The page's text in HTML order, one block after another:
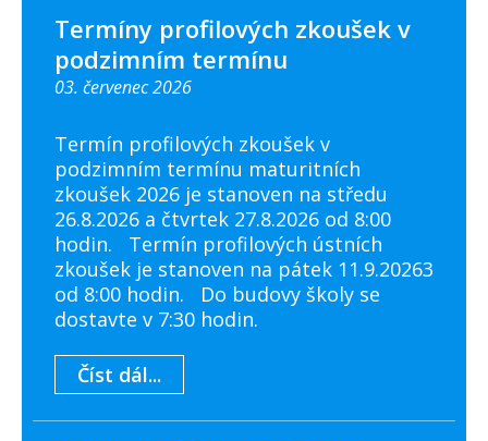
Termíny profilových zkoušek v
podzimním termínu
03. červenec 2026
Termín profilových zkoušek v
podzimním termínu maturitních
zkoušek 2026 je stanoven na středu
26.8.2026 a čtvrtek 27.8.2026 od 8:00
hodin. Termín profilových ústních
zkoušek je stanoven na pátek 11.9.20263
od 8:00 hodin. Do budovy školy se
dostavte v 7:30 hodin.
Číst dál...